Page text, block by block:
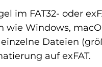
im FAT32- oder
wie Windows,
Dateien
auf exFAT.